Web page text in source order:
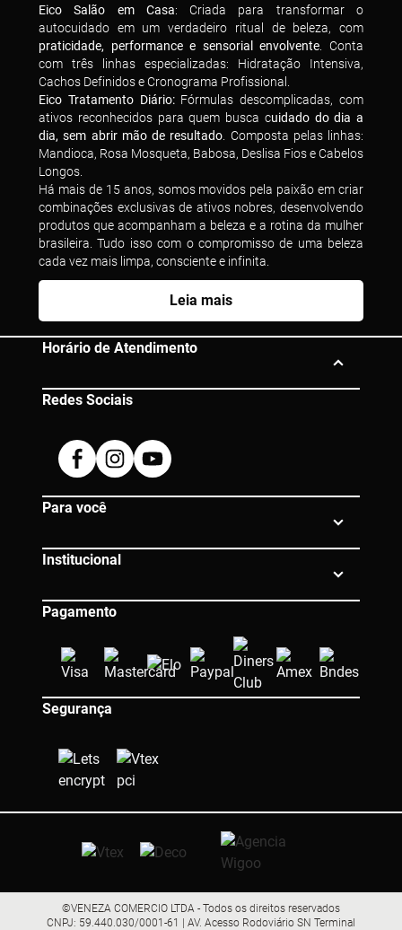
Eico Salão em Casa: Criada para transformar o
autocuidado em um verdadeiro ritual de beleza, com
praticidade, performance e sensorial envolvente . Conta
com três linhas especializadas: Hidratação Intensiva,
Cachos Definidos e Cronograma Profissional.
Eico Tratamento Diário:Fórmulas descomplicadas, com
ativos reconhecidos para quem busca cuidado do dia a
dia, sem abrir mão de resultado . Composta pelas linhas:
Mandioca, Rosa Mosqueta, Babosa, Deslisa Fios e Cabelos
Longos.
Há mais de 15 anos, somos movidos pela paixão em criar
combinações exclusivas de ativos nobres, desenvolvendo
produtos que acompanham a beleza e a rotina da mulher
brasileira. Tudo isso com o compromisso de uma beleza
cada vez mais limpa, consciente e infinita.
Leia mais
Horário de Atendimento
Dúvidas? Entre em contato:
0800 080 0609 |
atendimento@eico.com.br
Redes Sociais
FacebookInstagramYoutube
Para você
Institucional
Pagamento
Segurança
©VENEZA COMERCIO LTDA - Todos os direitos reservados
CNPJ: 59.440.030/0001-61 | AV. Acesso Rodoviário SN Terminal